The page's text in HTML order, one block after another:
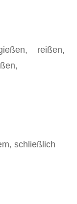
reißen,
schließlich